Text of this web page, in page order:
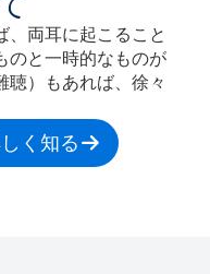
、両耳に起こること
のと一時的なものが
聴）もあれば、徐々
く知る